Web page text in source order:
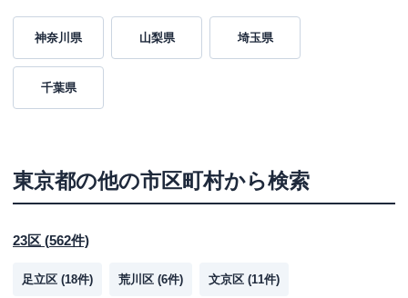
神奈川県 山梨県 埼玉県
千葉県
東京都の他の市区町村から検索
23区 (562件)
足立区 (18件) 荒川区 (6件) 文京区 (11件)